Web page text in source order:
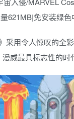
采用令人惊叹的全
漫威最具标志性的时